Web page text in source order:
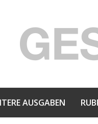
AUSGABEN